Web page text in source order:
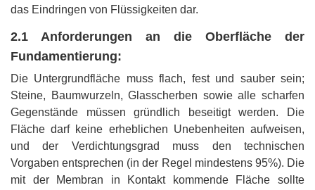
das Eindringen von Flüssigkeiten dar.
2.1 Anforderungen an die Oberfläche der
Fundamentierung:
Die Untergrundfläche muss flach, fest und sauber sein;
Steine, Baumwurzeln, Glasscherben sowie alle scharfen
Gegenstände müssen gründlich beseitigt werden. Die
Fläche darf keine erheblichen Unebenheiten aufweisen,
und der Verdichtungsgrad muss den technischen
Vorgaben entsprechen (in der Regel mindestens 95%). Die
mit der Membran in Kontakt kommende Fläche sollte